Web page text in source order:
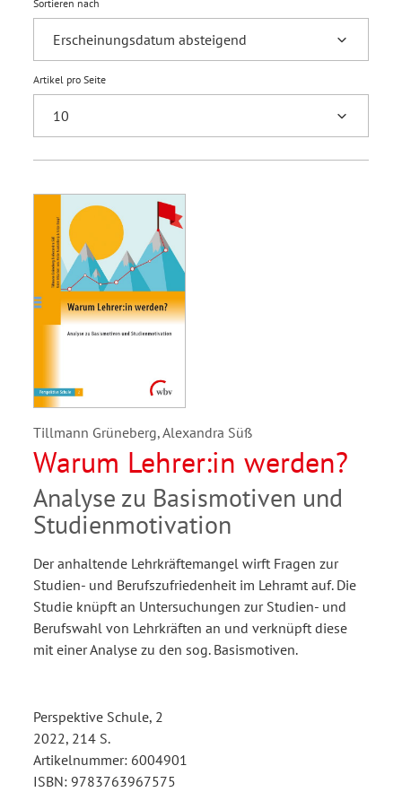
Sortieren nach
Artikel pro Seite
Tillmann Grüneberg, Alexandra Süß
Warum Lehrer:in werden?
Analyse zu Basismotiven und
Studienmotivation
Der anhaltende Lehrkräftemangel wirft Fragen zur
Studien- und Berufszufriedenheit im Lehramt auf. Die
Studie knüpft an Untersuchungen zur Studien- und
Berufswahl von Lehrkräften an und verknüpft diese
mit einer Analyse zu den sog. Basismotiven.
Perspektive Schule, 2
2022, 214 S.
Artikelnummer: 6004901
ISBN: 9783763967575